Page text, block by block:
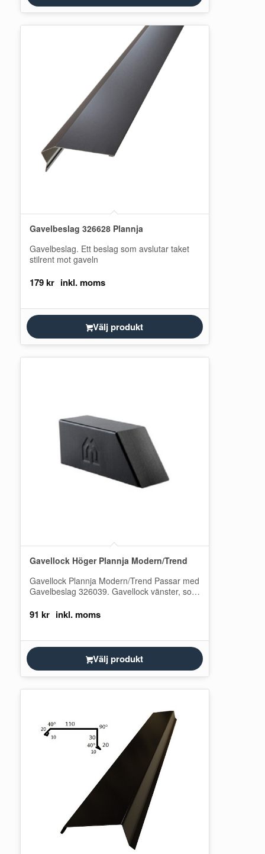
Gavelbeslag 326628 Plannja
Gavelbeslag. Ett beslag som avslutar taket
stilrent mot gaveln
179kr
Välj produkt
Gavellock Höger Plannja Modern/Trend
Gavellock Plannja Modern/Trend Passar med
Gavelbeslag 326039. Gavellock vänster, som
Plannja Modern. Denna…
91 kr
Välj produkt